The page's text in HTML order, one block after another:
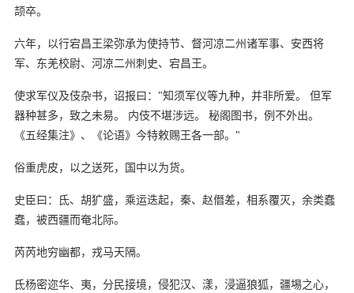
颉卒。
六年，以行宕昌王梁弥承为使持节、督河凉二州诸军事、安西将
军、东羌校尉、河凉二州刺史、宕昌王。
使求军仪及伎杂书，诏报曰："知须军仪等九种，并非所爱。 但军
器种甚多，致之未易。 内伎不堪涉远。 秘阁图书，例不外出。
《五经集注》、《论语》今特敕赐王各一部。"
俗重虎皮，以之送死，国中以为货。
史臣曰：氐、胡犷盛，乘运迭起，秦、赵僭差，相系覆灭，余类蠢
蠢，被西疆而奄北际。
芮芮地穷幽都，戎马天隔。
氐杨密迩华、夷，分民接境，侵犯汉、漾，浸逼狼狐，疆埸之心，